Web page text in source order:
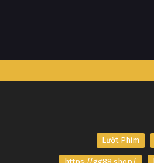
Lướt Phim